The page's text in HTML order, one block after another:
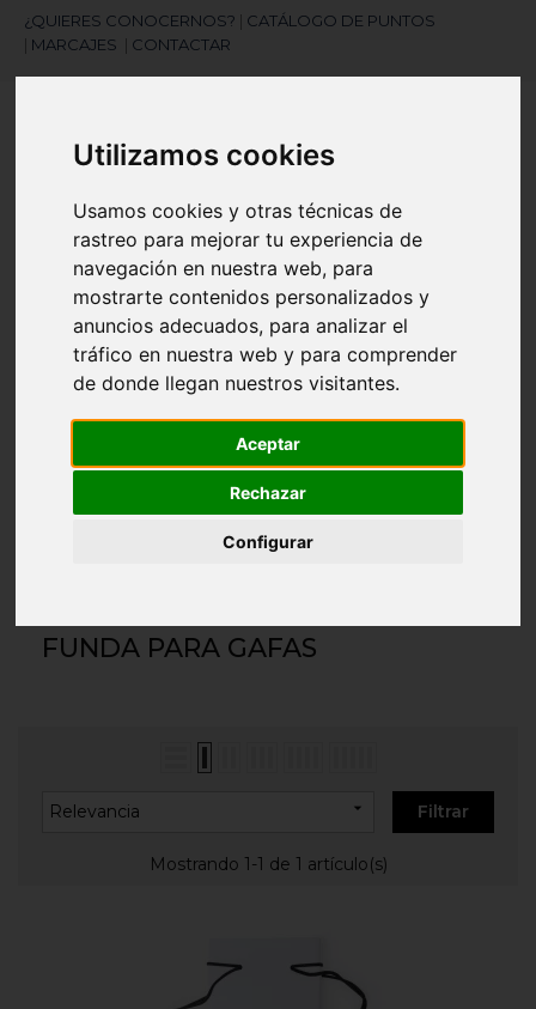
Utilizamos cookies
Usamos cookies y otras técnicas de
rastreo para mejorar tu experiencia de
navegación en nuestra web, para
mostrarte contenidos personalizados y
anuncios adecuados, para analizar el
tráfico en nuestra web y para comprender
de donde llegan nuestros visitantes.
Aceptar
Rechazar
Configurar
¿QUIERES CONOCERNOS?
CATÁLOGO DE PUNTOS
MARCAJES CONTACTAR
¿Necesitas ayuda?
945 121 003
Navegación
palanca
Artículos (0)
search
COMPLEMENTOS Gafas
FUNDA PARA GAFAS
Relevancia  Filtrar
Mostrando 1-1 de 1 artículo(s)